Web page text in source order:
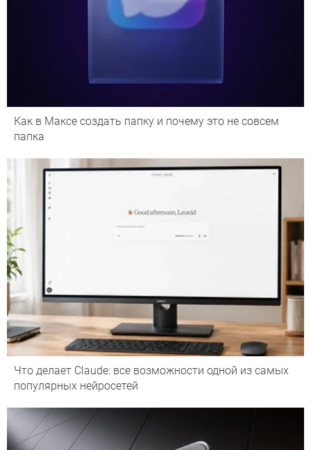
Как в Максе создать папку и почему это не совсем
папка
Что делает Сlaude: все возможности одной из самых
популярных нейросетей